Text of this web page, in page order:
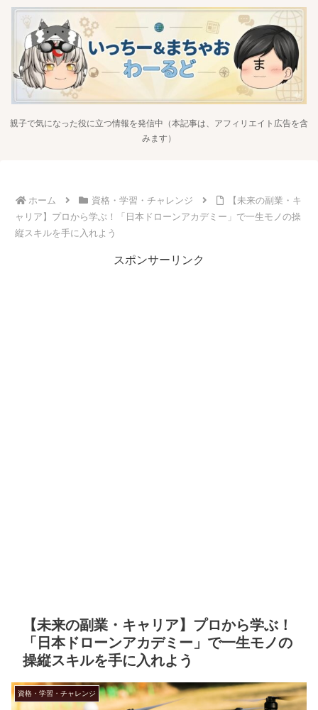
親子で気になった役に立つ情報を発信中（本記事は、アフィリエイト広告を含
みます）
ホーム 資格・学習・チャレンジ
【未来の副業・キ
ャリア】プロから学ぶ！「日本ドローンアカデミー」で一生モノの操
縦スキルを手に入れよう
スポンサーリンク
【未来の副業・キャリア】プロから学ぶ！
「日本ドローンアカデミー」で一生モノの
操縦スキルを手に入れよう
資格・学習・チャレンジ